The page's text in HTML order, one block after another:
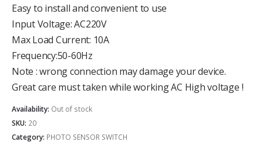
Easy to install and convenient to use
Input Voltage: AC220V
Max Load Current: 10A
Frequency:50-60Hz
Note : wrong connection may damage your device.
Great care must taken while working AC High voltage !
Availability: Out of stock
SKU: 20
Category: PHOTO SENSOR SWITCH